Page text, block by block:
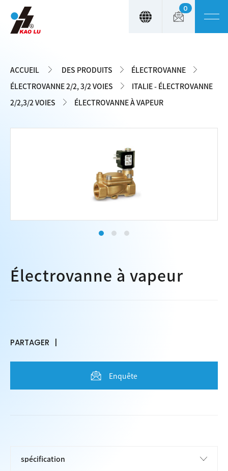
0
ACCUEIL DES PRODUITS
ÉLECTROVANNE
ÉLECTROVANNE 2/2, 3/2 VOIES
ITALIE - ÉLECTROVANNE
2/2,3/2 VOIES
ÉLECTROVANNE À VAPEUR
Électrovanne à vapeur
PARTAGER
Enquête
Panneau de gestion des cookies